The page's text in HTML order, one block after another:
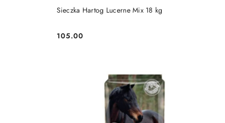
Sieczka Hartog Lucerne Mix 18 kg
Cena:
105.00
PRODUKT NIEDOSTĘPNY